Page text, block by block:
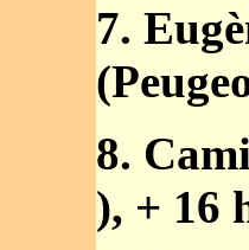
7.
8.
), + 16